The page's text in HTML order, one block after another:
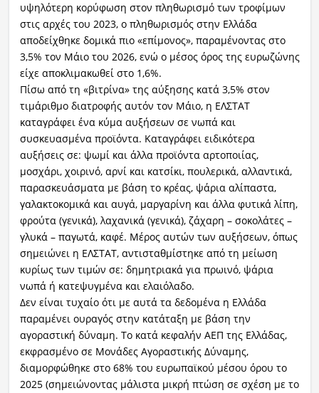
υψηλότερη κορύφωση στον πληθωρισμό των τροφίμων
στις αρχές του 2023, ο πληθωρισμός στην Ελλάδα
αποδείχθηκε δομικά πιο «επίμονος», παραμένοντας στο
3,5% τον Μάιο του 2026, ενώ ο μέσος όρος της ευρωζώνης
είχε αποκλιμακωθεί στο 1,6%.
Πίσω από τη «βιτρίνα» της αύξησης κατά 3,5% στον
τιμάριθμο διατροφής αυτόν τον Μάιο, η ΕΛΣΤΑΤ
καταγράφει ένα κύμα αυξήσεων σε νωπά και
συσκευασμένα προϊόντα. Καταγράφει ειδικότερα
αυξήσεις σε: ψωμί και άλλα προϊόντα αρτοποιίας,
μοσχάρι, χοιρινό, αρνί και κατσίκι, πουλερικά, αλλαντικά,
παρασκευάσματα με βάση το κρέας, ψάρια αλίπαστα,
γαλακτοκομικά και αυγά, μαργαρίνη και άλλα φυτικά λίπη,
φρούτα (γενικά), λαχανικά (γενικά), ζάχαρη – σοκολάτες –
γλυκά – παγωτά, καφέ. Μέρος αυτών των αυξήσεων, όπως
σημειώνει η ΕΛΣΤΑΤ, αντισταθμίστηκε από τη μείωση
κυρίως των τιμών σε: δημητριακά για πρωινό, ψάρια
νωπά ή κατεψυγμένα και ελαιόλαδο.
Δεν είναι τυχαίο ότι με αυτά τα δεδομένα η Ελλάδα
παραμένει ουραγός στην κατάταξη με βάση την
αγοραστική δύναμη. Το κατά κεφαλήν ΑΕΠ της Ελλάδας,
εκφρασμένο σε Μονάδες Αγοραστικής Δύναμης,
διαμορφώθηκε στο 68% του ευρωπαϊκού μέσου όρου το
2025 (σημειώνοντας μάλιστα μικρή πτώση σε σχέση με το